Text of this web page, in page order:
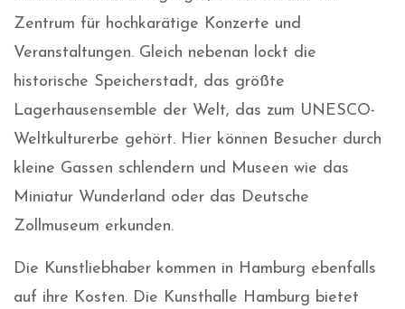
Zentrum für hochkarätige Konzerte und
Veranstaltungen. Gleich nebenan lockt die
historische Speicherstadt, das größte
Lagerhausensemble der Welt, das zum UNESCO-
Weltkulturerbe gehört. Hier können Besucher durch
kleine Gassen schlendern und Museen wie das
Miniatur Wunderland oder das Deutsche
Zollmuseum erkunden.
Die Kunstliebhaber kommen in Hamburg ebenfalls
auf ihre Kosten. Die Kunsthalle Hamburg bietet